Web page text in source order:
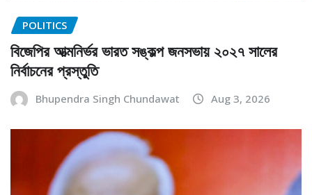
POLITICS
বিজেপির আত্মনির্ভর ভারত সঙ্কল্প জনসভায় ২০২৭ সালের
নির্বাচনের প্রস্তুতি
Bhupendra Singh Chundawat Aug 3, 2026